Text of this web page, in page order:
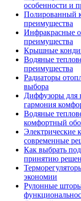
особенности и
Полированный
преимущества
Инфракрасные
преимущества
Крышные
Водяные
преимущества
Радиаторы
выбора
Диффузоры для
гармония
Водяные
комфортный
Электрические
современные
Как выбрать
принятию
экономии
Рулонные